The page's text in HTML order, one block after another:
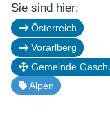
Sie sind hier:
Österreich
Vorarlberg
Gemeinde
Alpen